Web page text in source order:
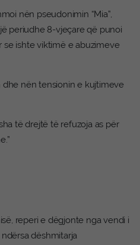
nën pseudonimin “Mia”,
periudhe 8-vjeçare që punoi
se ishte viktimë e abuzimeve
nën tensionin e kujtimeve
të drejtë të refuzoja as për
reperi e dëgjonte nga vendi i
dëshmitarja